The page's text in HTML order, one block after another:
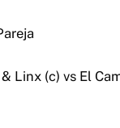
Linx (c) vs El